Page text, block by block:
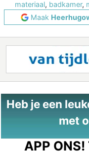
materiaal, badkamer,
Maak
Heb je een
met
APP ONS!